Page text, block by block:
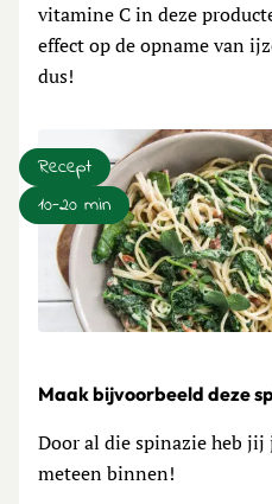
vitamine C in deze
effect op de opname van
dus!
Recept
10-20 min
Maak bijvoorbeeld deze
Door al die spinazie heb
meteen binnen!